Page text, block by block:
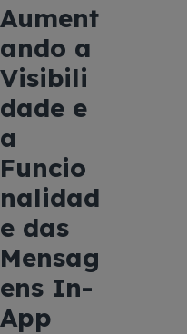
Aument
ando a
Visibili
dade e
a
Funcio
nalidad
e das
Mensag
ens In-
App